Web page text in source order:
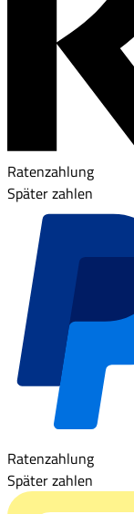
Ratenzahlung
Später zahlen
Ratenzahlung
Später zahlen